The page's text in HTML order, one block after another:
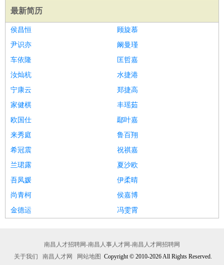
最新简历
侯昌恒
顾旋慕
尹识亦
阚曼瑾
车依隆
匡哲嘉
汝灿杭
水捷港
宁康云
郑捷高
家健棋
丰瑶茹
欧国仕
鄢叶嘉
来秀庭
鲁百翔
希冠震
祝祺嘉
兰珺露
夏沙欧
吾凤媛
伊柔晴
尚青柯
侯嘉博
金德运
冯雯霄
南昌人才招聘网-南昌人事人才网-南昌人才网招聘网
关于我们
南昌人才网 网站地图 Copyright © 2010-2026 All Rights Reserved.